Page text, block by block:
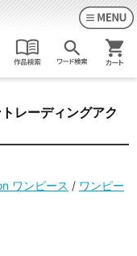
レーディングアク
ワンピース / ワンピー